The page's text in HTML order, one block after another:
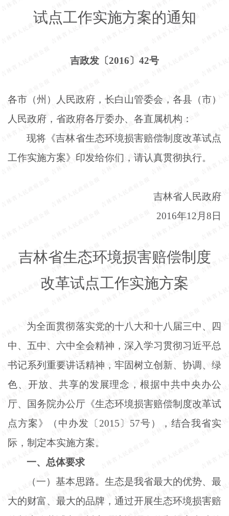
试点工作实施方案的通知
吉政发〔2016〕42号
各市（州）人民政府，长白山管委会，各县（市）
人民政府，省政府各厅委办、各直属机构：
现将《吉林省生态环境损害赔偿制度改革试点
工作实施方案》印发给你们，请认真贯彻执行。
吉林省人民政府
2016年12月8日
吉林省生态环境损害赔偿制度
改革试点工作实施方案
为全面贯彻落实党的十八大和十八届三中、四
中、五中、六中全会精神，深入学习贯彻习近平总
书记系列重要讲话精神，牢固树立创新、协调、绿
色、开放、共享的发展理念，根据中共中央办公
厅、国务院办公厅《生态环境损害赔偿制度改革试
点方案》（中办发〔2015〕57号），结合我省实
际，制定本实施方案。
一、总体要求
（一）基本思路。生态是我省最大的优势、最
大的财富、最大的品牌，通过开展生态环境损害赔